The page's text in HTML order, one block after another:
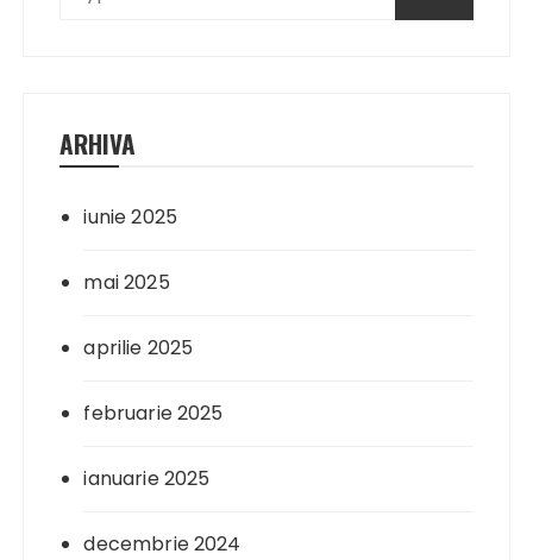
ARHIVA
iunie 2025
mai 2025
aprilie 2025
februarie 2025
ianuarie 2025
decembrie 2024